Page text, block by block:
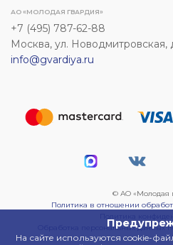
АО «МОЛОДАЯ ГВАРДИЯ»
+7 (495) 787-62-88
Москва, ул. Новодмитровская,
info@gvardiya.ru
© АО «Молодая
Политика в отношении
Обработка персональных данных
На сайте используются cookie-